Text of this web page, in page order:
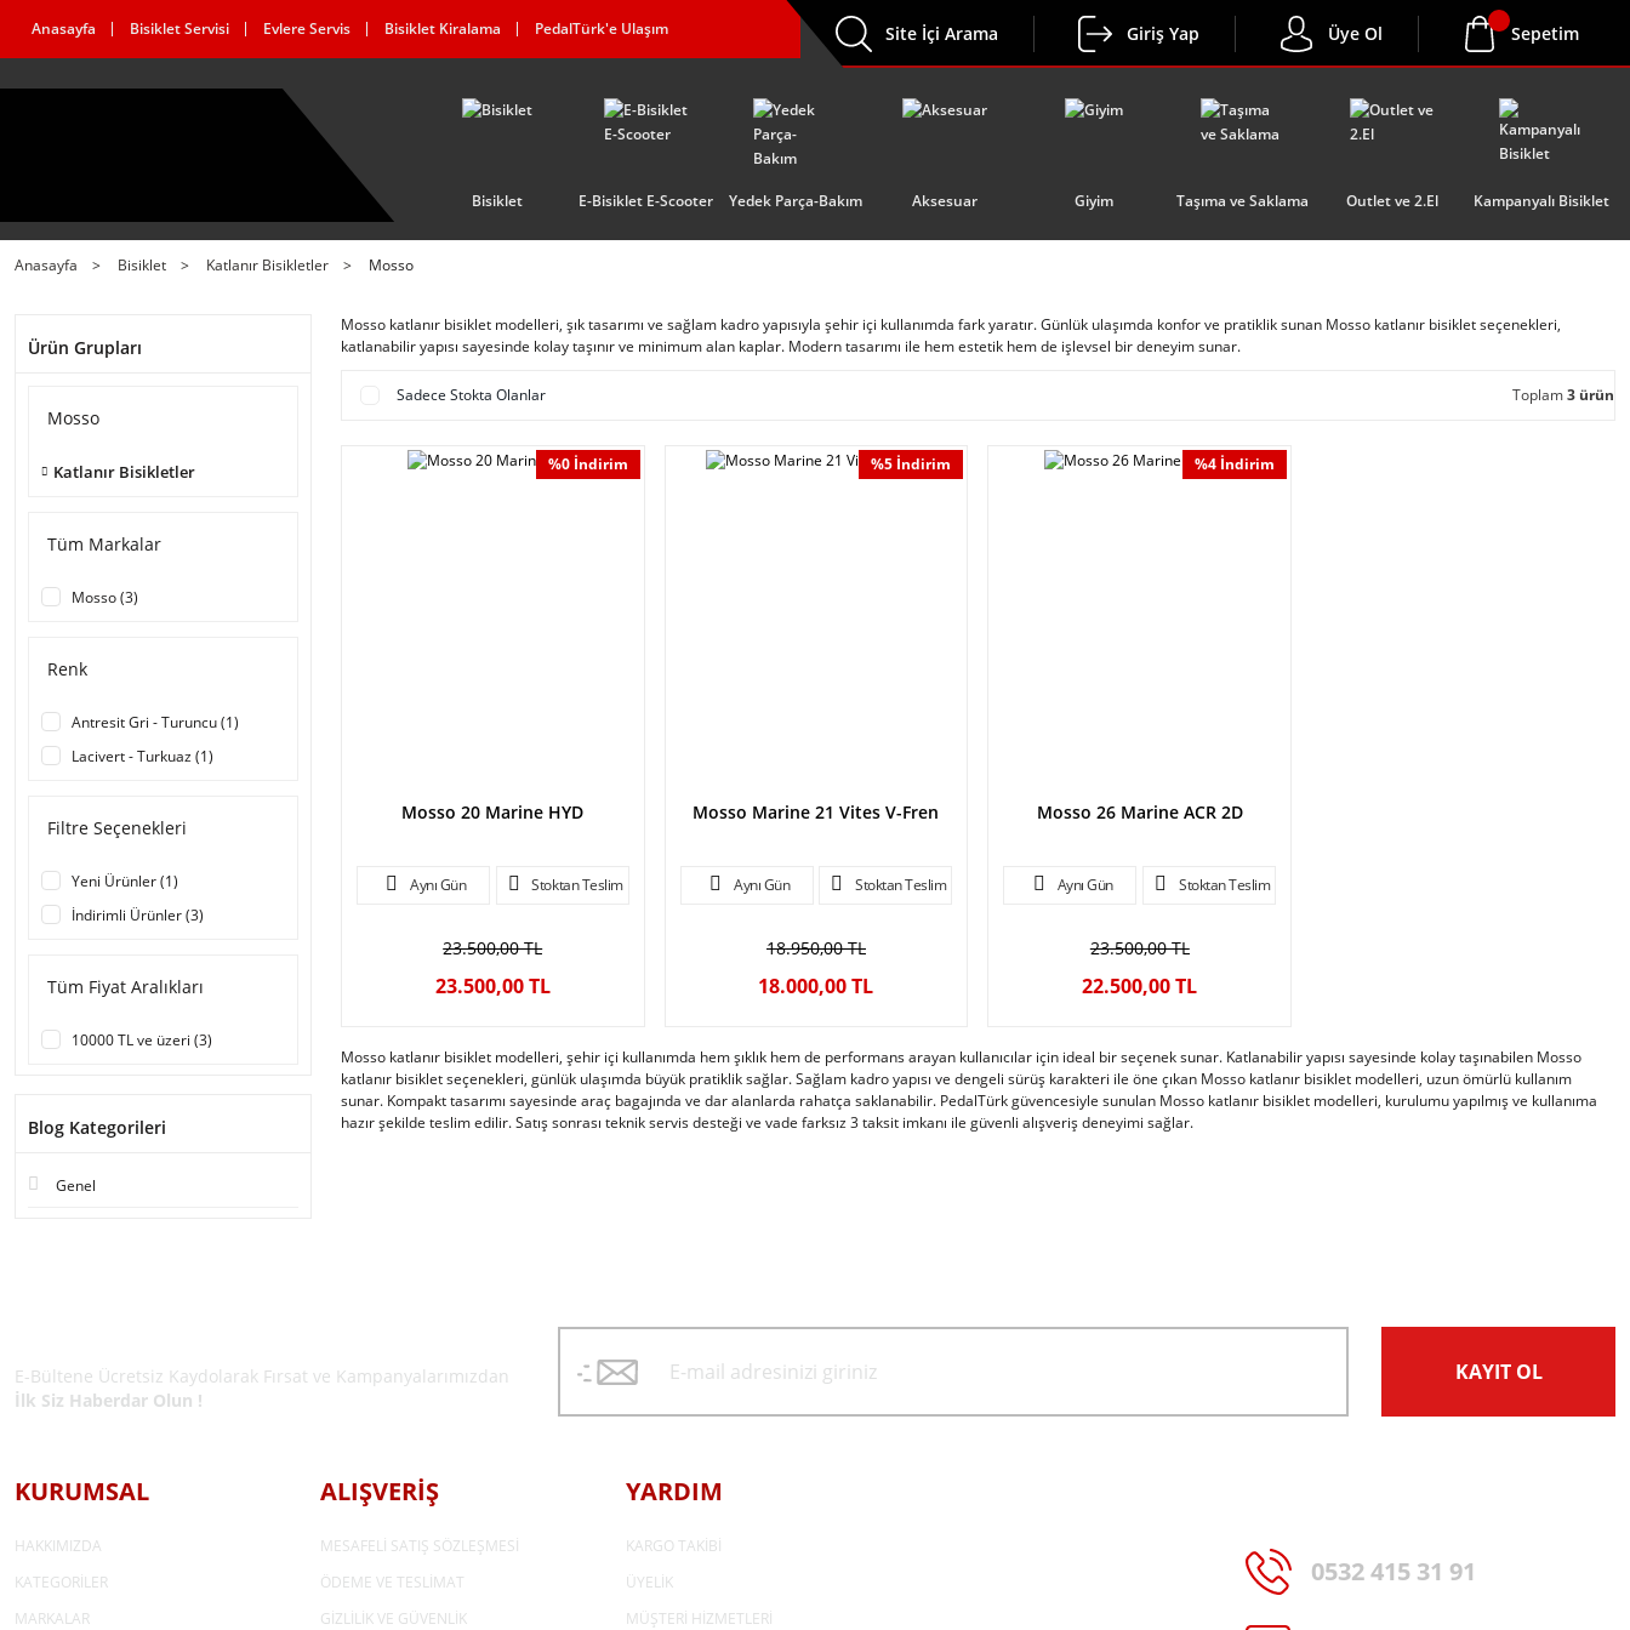
Anasayfa Bisiklet Servisi Evlere Servis Bisiklet Kiralama PedalTürk'e Ulaşım Site İçi Arama Giriş Yap Üye Ol Sepetim
Bisiklet E-Bisiklet E-Scooter Yedek Parça-Bakım Aksesuar Giyim Taşıma ve Saklama Outlet ve 2.El Kampanyalı Bisiklet
Anasayfa Bisiklet Katlanır Bisikletler Mosso
Ürün Grupları
Mosso
Katlanır Bisikletler
Tüm Markalar
Mosso (3)
Renk
Antresit Gri - Turuncu (1)
Lacivert - Turkuaz (1)
Filtre Seçenekleri
Yeni Ürünler (1)
İndirimli Ürünler (3)
Tüm Fiyat Aralıkları
10000 TL ve üzeri (3)
Blog Kategorileri
Genel
Mosso katlanır bisiklet modelleri, şık tasarımı ve sağlam kadro yapısıyla şehir içi kullanımda fark yaratır. Günlük ulaşımda konfor ve pratiklik sunan Mosso katlanır bisiklet seçenekleri,
katlanabilir yapısı sayesinde kolay taşınır ve minimum alan kaplar. Modern tasarımı ile hem estetik hem de işlevsel bir deneyim sunar.
Sadece Stokta Olanlar Toplam3 ürün
%0 İndirim
Mosso 20 Marine HYD
Aynı Gün Stoktan Teslim
23.500,00 TL
23.500,00 TL
%5 İndirim
Mosso Marine 21 Vites V-Fren
Aynı Gün Stoktan Teslim
18.950,00 TL
18.000,00 TL
%4 İndirim
Mosso 26 Marine ACR 2D
Aynı Gün Stoktan Teslim
23.500,00 TL
22.500,00 TL
Mosso katlanır bisiklet modelleri, şehir içi kullanımda hem şıklık hem de performans arayan kullanıcılar için ideal bir seçenek sunar. Katlanabilir yapısı sayesinde kolay taşınabilen Mosso
katlanır bisiklet seçenekleri, günlük ulaşımda büyük pratiklik sağlar. Sağlam kadro yapısı ve dengeli sürüş karakteri ile öne çıkan Mosso katlanır bisiklet modelleri, uzun ömürlü kullanım
sunar. Kompakt tasarımı sayesinde araç bagajında ve dar alanlarda rahatça saklanabilir. PedalTürk güvencesiyle sunulan Mosso katlanır bisiklet modelleri, kurulumu yapılmış ve kullanıma
hazır şekilde teslim edilir. Satış sonrası teknik servis desteği ve vade farksız 3 taksit imkanı ile güvenli alışveriş deneyimi sağlar.
E-Bültene Ücretsiz Kaydolarak Fırsat ve Kampanyalarımızdan
İlk Siz Haberdar Olun !
KAYIT OL
KURUMSAL
HAKKIMIZDA
KATEGORİLER
MARKALAR
ALIŞVERİŞ
MESAFELİ SATIŞ SÖZLEŞMESİ
ÖDEME VE TESLİMAT
GİZLİLİK VE GÜVENLİK
YARDIM
KARGO TAKİBİ
ÜYELİK
MÜŞTERİ HİZMETLERİ
0532 415 31 91